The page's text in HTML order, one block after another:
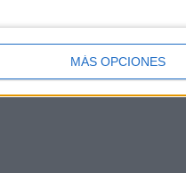
MÁS OPCIONES